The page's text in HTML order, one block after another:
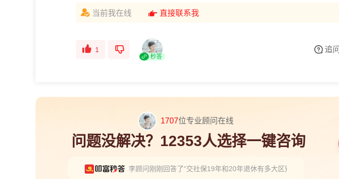
当前我在线 直接联系我
1
秒答
追问
1707位专业顾问在线
问题没解决？12353人选择一键咨询
李顾问刚刚回答了“交社保19年和20年退休有多大区别，想问一下高手”